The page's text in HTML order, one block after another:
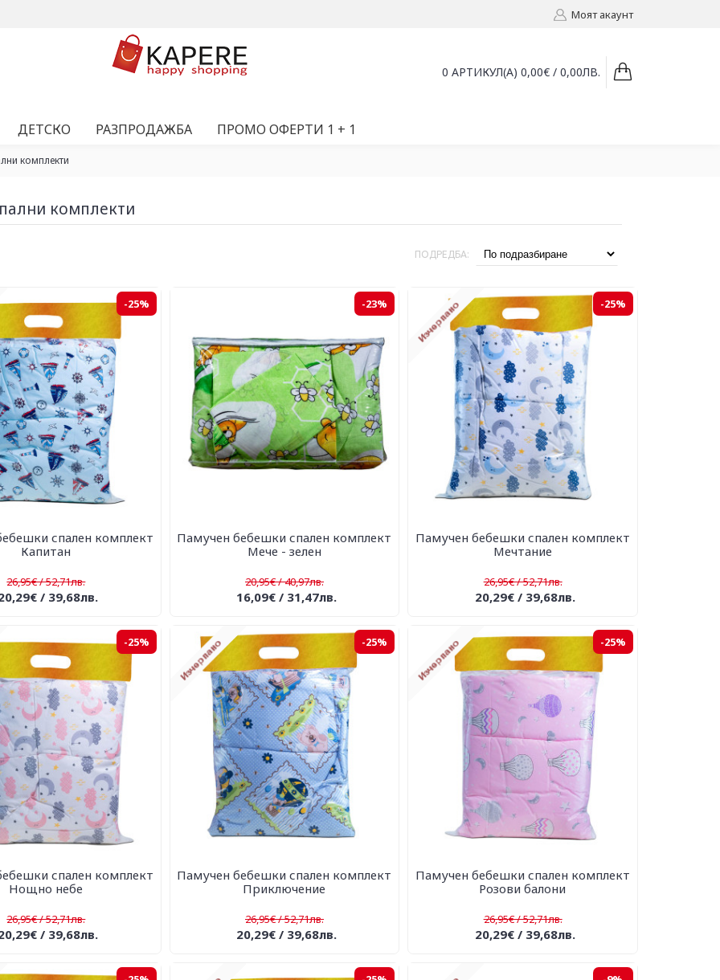
Моят акаунт
0 АРТИКУЛ(А) 0,00€ / 0,00ЛВ.
ДЕТСКО РАЗПРОДАЖБА ПРОМО ОФЕРТИ 1 + 1
комплекти
комплекти
ПОДРЕДБА:
-25%
спален комплект
Капитан
26,95€ / 52,71лв.
/ 39,68лв.
-23%
Памучен бебешки спален комплект
Мече - зелен
20,95€ / 40,97лв.
16,09€ / 31,47лв.
-25%
Памучен бебешки спален комплект
Мечтание
26,95€ / 52,71лв.
20,29€ / 39,68лв.
-25%
спален комплект
Нощно небе
26,95€ / 52,71лв.
/ 39,68лв.
-25%
Памучен бебешки спален комплект
Приключение
26,95€ / 52,71лв.
20,29€ / 39,68лв.
-25%
Памучен бебешки спален комплект
Розови балони
26,95€ / 52,71лв.
20,29€ / 39,68лв.